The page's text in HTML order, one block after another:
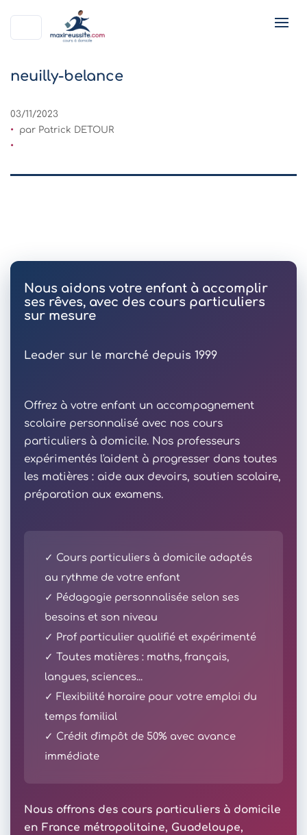
neuilly-belance
03/11/2023
par Patrick DETOUR
Nous aidons votre enfant à accomplir
ses rêves, avec des cours particuliers
sur mesure
Leader sur le marché depuis 1999
Offrez à votre enfant un accompagnement
scolaire personnalisé avec nos cours
particuliers à domicile. Nos professeurs
expérimentés l'aident à progresser dans toutes
les matières : aide aux devoirs, soutien scolaire,
préparation aux examens.
✓ Cours particuliers à domicile adaptés
au rythme de votre enfant
✓ Pédagogie personnalisée selon ses
besoins et son niveau
✓ Prof particulier qualifié et expérimenté
✓ Toutes matières : maths, français,
langues, sciences...
✓ Flexibilité horaire pour votre emploi du
temps familial
✓ Crédit d'impôt de 50% avec avance
immédiate
Nous offrons des cours particuliers à domicile
en France métropolitaine, Guadeloupe,